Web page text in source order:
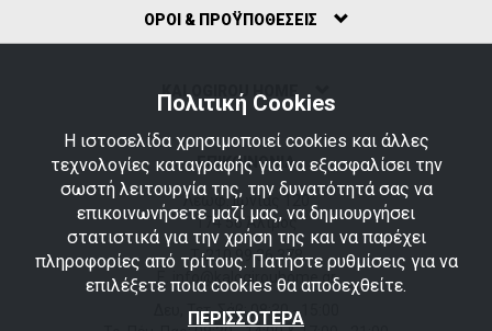
ΟΡΟΙ & ΠΡΟΫΠΟΘΕΣΕΙΣ
ΚΑLOGIROU HOME
ΕΠΙΚΟΙΝΩΝΙΑ
Λεωφ. Ιωνίας 120
174 56 Άλιμος
T.210 99 36 378
E. info@kalogirouhome.gr
Δευ, Τετ, Σάβ: 08:30 - 15:00
Πολιτική Cookies
Η ιστοσελίδα χρησιμοποιεί cookies και άλλες
τεχνολογίες καταγραφής για να εξασφαλίσει την
σωστή λειτουργία της, την δυνατότητά σας να
επικοινωνήσετε μαζί μας, να δημιουργήσει
στατιστικά για την χρήση της και να παρέχει
πληροφορίες από τρίτους. Πατήστε ρυθμίσεις για να
επιλέξετε ποια cookies θα αποδεχθείτε.
ΠΕΡΙΣΣΟΤΕΡΑ